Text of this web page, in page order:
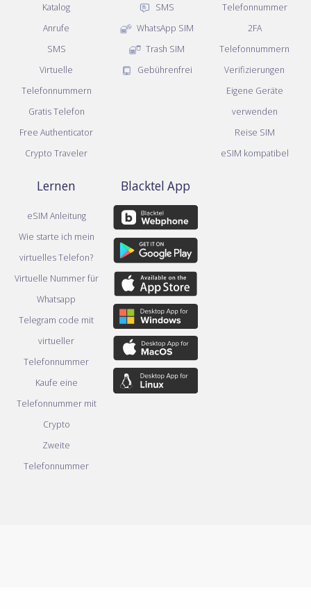
Katalog
Anrufe
SMS
Virtuelle
Telefonnummern
Gratis Telefon
Free Authenticator
Crypto Traveler
SMS
WhatsApp SIM
Trash SIM
Gebührenfrei
Telefonnummer
2FA
Telefonnummern
Verifizierungen
Eigene Geräte
verwenden
Reise SIM
eSIM kompatibel
Lernen
eSIM Anleitung
Wie starte ich mein
virtuelles Telefon?
Virtuelle Nummer für
Whatsapp
Telegram code mit
virtueller
Telefonnummer
Kaufe eine
Telefonnummer mit
Crypto
Zweite
Telefonnummer
Blacktel App